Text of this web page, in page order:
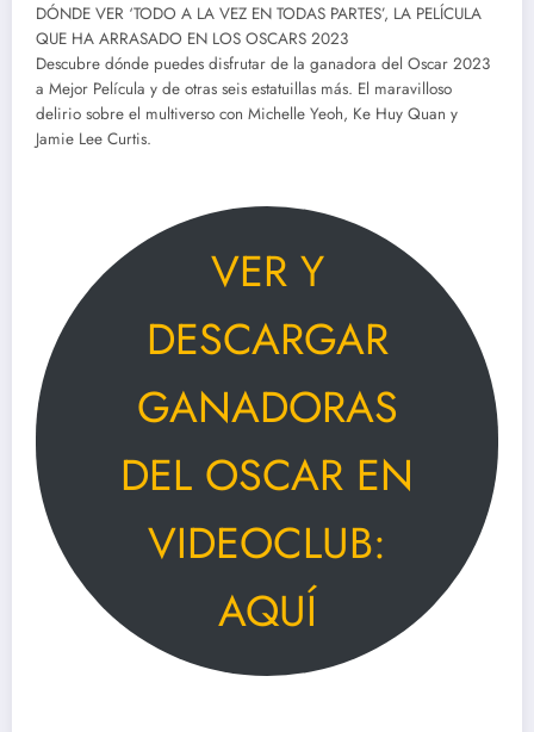
DÓNDE VER ‘TODO A LA VEZ EN TODAS PARTES’, LA PELÍCULA
QUE HA ARRASADO EN LOS OSCARS 2023
Descubre dónde puedes disfrutar de la ganadora del Oscar 2023
a Mejor Película y de otras seis estatuillas más. El maravilloso
delirio sobre el multiverso con Michelle Yeoh, Ke Huy Quan y
Jamie Lee Curtis.
VER Y
DESCARGAR
GANADORAS
DEL OSCAR EN
VIDEOCLUB:
AQUÍ